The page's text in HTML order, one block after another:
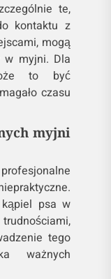
te,
kontaktu z
mogą
w myjni. Dla
to być
czasu
myjni
psa w
tego
ważnych